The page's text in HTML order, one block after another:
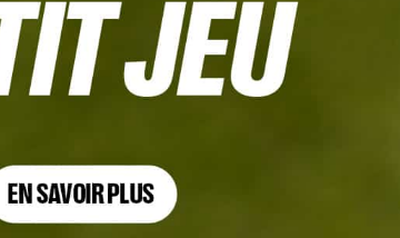
Coqs s’annonce une fois encore